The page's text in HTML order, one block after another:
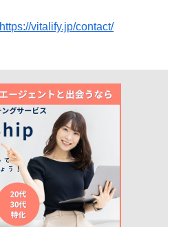
https://vitalify.jp/contact/